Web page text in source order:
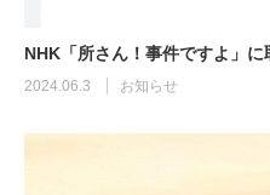
NHK「所さん！事件ですよ」に
2024.06.3 お知らせ